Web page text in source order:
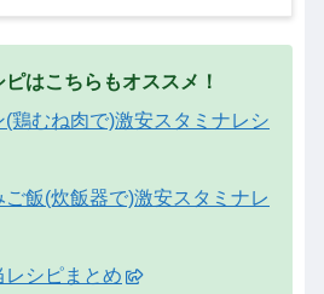
はこちらもオススメ！
鶏むね肉で)激安スタミナレシ
ご飯(炊飯器で)激安スタミナレ
シピまとめ